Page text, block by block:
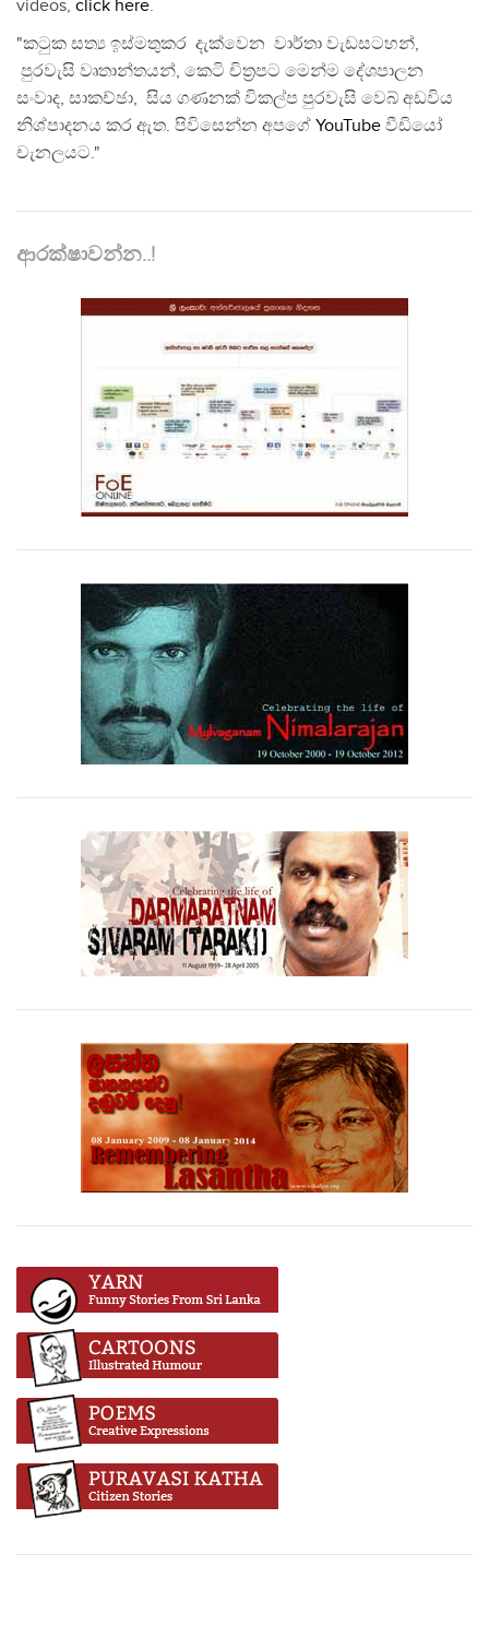
videos, click here.
"කටුක සත්‍ය ඉස්මතුකර දැක්වෙන වාර්තා වැඩසටහන්,
පුරවැසි වෘතාන්තයන්, කෙටි චිත්‍රපට මෙන්ම දේශපාලන
සංවාද, සාකච්ඡා, සිය ගණනක් විකල්ප පුරවැසි වෙබ් අඩවිය
නිශ්පාදනය කර ඇත. පිවිසෙන්න අපගේ YouTube වීඩියෝ
චැනලයට."
ආරක්ෂාවන්න..!